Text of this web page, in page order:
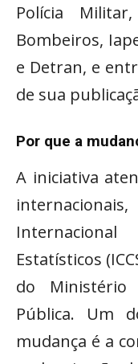
Polícia
Bombeiros,
e Detran, e
de sua
Por que a
A iniciativa
Estatísticos
do Ministério
Pública. Um
mudança é a